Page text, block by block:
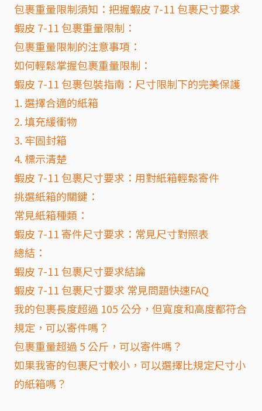
包裹重量限制須知：把握蝦皮 7-11 包裹尺寸要求
蝦皮 7-11 包裹重量限制：
包裹重量限制的注意事項：
如何輕鬆掌握包裹重量限制：
蝦皮 7-11 包裹包裝指南：尺寸限制下的完美保護
1. 選擇合適的紙箱
2. 填充緩衝物
3. 牢固封箱
4. 標示清楚
蝦皮 7-11 包裹尺寸要求：用對紙箱輕鬆寄件
挑選紙箱的關鍵：
常見紙箱種類：
蝦皮 7-11 寄件尺寸要求：常見尺寸對照表
總結：
蝦皮 7-11 包裹尺寸要求結論
蝦皮 7-11 包裹尺寸要求 常見問題快速FAQ
我的包裹長度超過 105 公分，但寬度和高度都符合
規定，可以寄件嗎？
包裹重量超過 5 公斤，可以寄件嗎？
如果我寄的包裹尺寸較小，可以選擇比規定尺寸小
的紙箱嗎？